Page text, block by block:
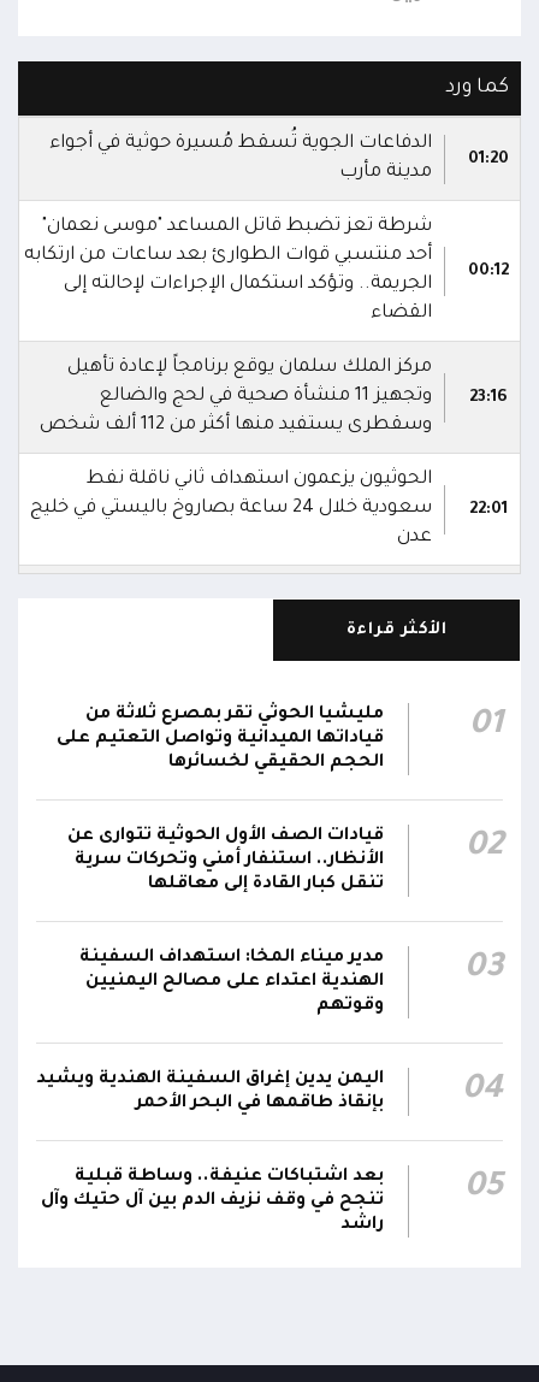
كما ورد
01:20
الدفاعات الجوية تُسقط مُسيرة حوثية في أجواء
مدينة مأرب
00:12
شرطة تعز تضبط قاتل المساعد "موسى نعمان"
أحد منتسبي قوات الطوارئ بعد ساعات من ارتكابه
الجريمة.. وتؤكد استكمال الإجراءات لإحالته إلى
القضاء
23:16
مركز الملك سلمان يوقع برنامجاً لإعادة تأهيل
وتجهيز 11 منشأة صحية في لحج والضالع
وسقطرى يستفيد منها أكثر من 112 ألف شخص
22:01
الحوثيون يزعمون استهداف ثاني ناقلة نفط
سعودية خلال 24 ساعة بصاروخ باليستي في خليج
عدن
الانتهاء وإمدادات الغاز ستعود تدريجياً لتغطية
رئيس مجلس القيادة يُصدر قراراً بتعيين يحيى
محمد كزمان وكيلاً لقطاع الأمن الداخلي، وأحمد
سعد السقطري وكيلاً لقطاع الأمن الخارجي؛ في
رئيس مجلس القيادة يعين اللواء الركن طيار
عبدالعزيز سعيد المحيا قائداً للقوات الجوية والدفاع
الجوي.. ويُعين العميد ناشر منصور باجري رئيساً
قرارات رئاسية بتعيين أحمد سعيد بن بريك وراشد
ناصر الجند مستشارين لرئيس مجلس القيادة
الرئاسي وترقيتهما إلى رتبة فريق
الأكثر قراءة
01
مليشيا الحوثي تقر بمصرع ثلاثة من
قياداتها الميدانية وتواصل التعتيم على
الحجم الحقيقي لخسائرها
02
قيادات الصف الأول الحوثية تتوارى عن
الأنظار.. استنفار أمني وتحركات سرية
تنقل كبار القادة إلى معاقلها
03
مدير ميناء المخا: استهداف السفينة
الهندية اعتداء على مصالح اليمنيين
وقوتهم
04
اليمن يدين إغراق السفينة الهندية ويشيد
بإنقاذ طاقمها في البحر الأحمر
05
بعد اشتباكات عنيفة.. وساطة قبلية
تنجح في وقف نزيف الدم بين آل حتيك وآل
راشد